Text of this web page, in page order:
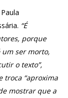
“É
porque
ser morto,
o texto”,
troca “aproxima
mostrar que a